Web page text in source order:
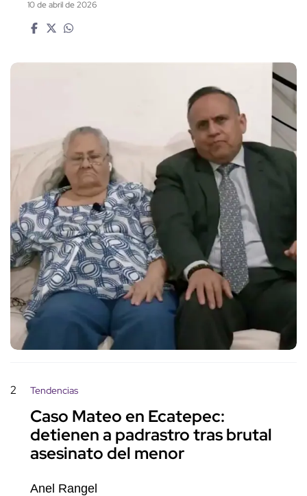
10 de abril de 2026
2 Tendencias
Caso Mateo en Ecatepec:
detienen a padrastro tras brutal
asesinato del menor
Anel Rangel